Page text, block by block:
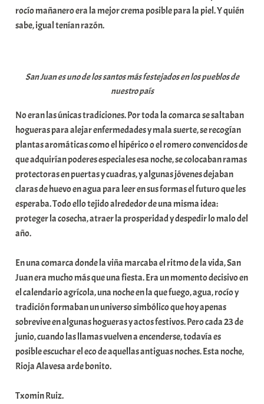
rocío mañanero era la mejor crema posible para la piel. Y quién
sabe, igual tenían razón.
San Juan es uno de los santos más festejados en los pueblos de
nuestro país
No eran las únicas tradiciones. Por toda la comarca se saltaban
hogueras para alejar enfermedades y mala suerte, se recogían
plantas aromáticas como el hipérico o el romero convencidos de
que adquirían poderes especiales esa noche, se colocaban ramas
protectoras en puertas y cuadras, y algunas jóvenes dejaban
claras de huevo en agua para leer en sus formas el futuro que les
esperaba. Todo ello tejido alrededor de una misma idea:
proteger la cosecha, atraer la prosperidad y despedir lo malo del
año.
En una comarca donde la viña marcaba el ritmo de la vida, San
Juan era mucho más que una fiesta. Era un momento decisivo en
el calendario agrícola, una noche en la que fuego, agua, rocío y
tradición formaban un universo simbólico que hoy apenas
sobrevive en algunas hogueras y actos festivos. Pero cada 23 de
junio, cuando las llamas vuelven a encenderse, todavía es
posible escuchar el eco de aquellas antiguas noches. Esta noche,
Rioja Alavesa arde bonito.
Txomin Ruiz.